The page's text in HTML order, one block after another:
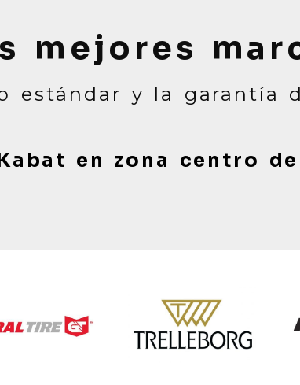
mejores
estándar y la garantía
en zona centro de